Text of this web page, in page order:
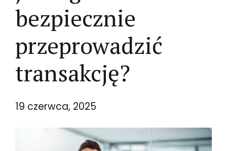
bezpiecznie
przeprowadzić
transakcję?
19 czerwca, 2025